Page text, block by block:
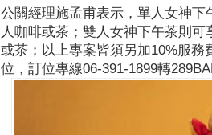
公關經理施孟甫表示，單人女神
人咖啡或茶；雙人女神下午茶則
或茶；以上專案皆須另加10%服
位，訂位專線06-391-1899轉